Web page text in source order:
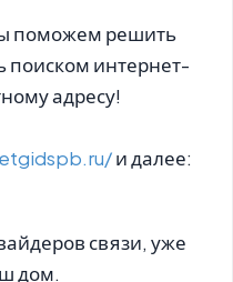
поможем решить
поиском интернет-
адресу!
и далее:
связи, уже
дом.